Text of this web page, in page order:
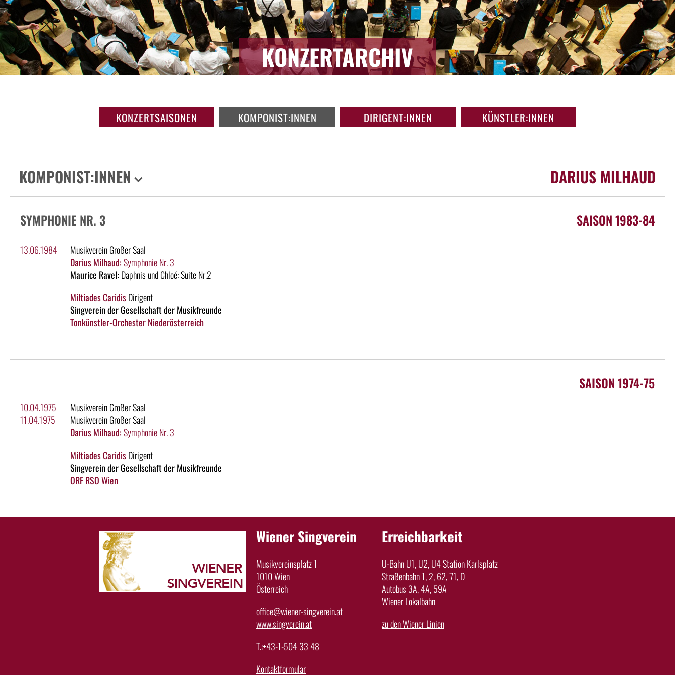
KONZERTARCHIV
KONZERTSAISONEN KOMPONIST:INNEN DIRIGENT:INNEN KÜNSTLER:INNEN
KOMPONIST:INNEN DARIUS MILHAUD
SYMPHONIE NR. 3 SAISON 1983-84
13.06.1984
Musikverein Großer Saal
Darius Milhaud:Symphonie Nr. 3
Maurice Ravel: Daphnis und Chloé: Suite Nr.2
Miltiades CaridisDirigent
Singverein der Gesellschaft der Musikfreunde
Tonkünstler-Orchester Niederösterreich
SAISON 1974-75
10.04.1975
Musikverein Großer Saal
11.04.1975
Musikverein Großer Saal
Darius Milhaud:Symphonie Nr. 3
Miltiades CaridisDirigent
Singverein der Gesellschaft der Musikfreunde
ORF RSO Wien
Wiener Singverein
Musikvereinsplatz 1
1010 Wien
Österreich
office@wiener-singverein.at
www.singverein.at
T.:+43-1-504 33 48
Kontaktformular
Erreichbarkeit
U-Bahn U1, U2, U4 Station Karlsplatz
Straßenbahn 1, 2, 62, 71, D
Autobus 3A, 4A, 59A
Wiener Lokalbahn
zu den Wiener Linien